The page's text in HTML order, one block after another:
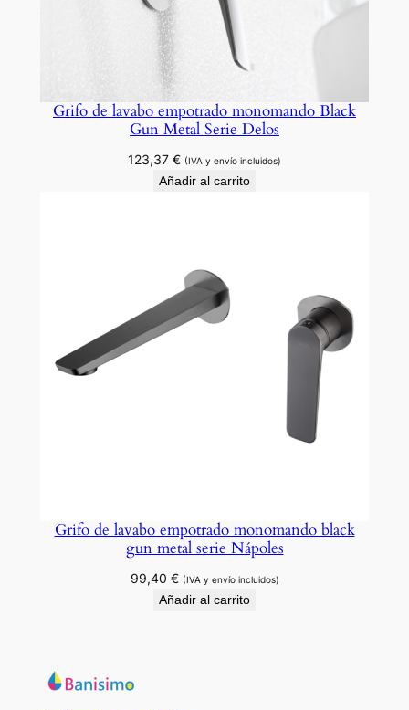
Grifo de lavabo empotrado monomando Black
Gun Metal Serie Delos
123,37 € (IVA y envío incluidos)
Añadir al carrito
Grifo de lavabo empotrado monomando black
gun metal serie Nápoles
99,40 € (IVA y envío incluidos)
Añadir al carrito